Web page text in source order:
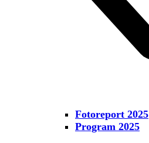
Fotoreport 2025
Program 2025